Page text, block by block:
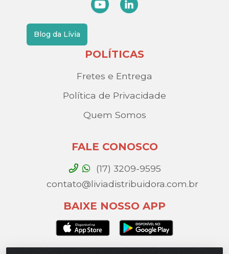
Blog da Lívia
POLÍTICAS
Fretes e Entrega
Política de Privacidade
Quem Somos
FALE CONOSCO
(17) 3209-9595
contato@liviadistribuidora.com.br
BAIXE NOSSO APP